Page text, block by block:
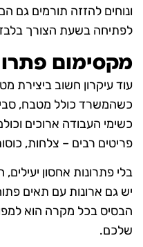
ונוחים להזזה תורמים גם
לפתיחה בשעת הצורך
מקסימום
עוד עיקרון חשוב ביצירת
כשהמשרד כולל מטבח,
כשימי העבודה ארוכים
פריטים רבים – צלחות,
בלי פתרונות אחסון
יש גם ארונות עם תאים
הבסיס בכל מקרה הוא
שלכם.